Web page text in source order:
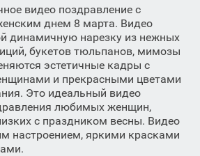
видео поздравление с
днем 8 марта. Видео
динамичную нарезку из нежных
букетов тюльпанов, мимозы
эстетичные кадры с
и прекрасными цветами
Это идеальный видео
любимых женщин,
с праздником весны. Видео
настроением, яркими красками